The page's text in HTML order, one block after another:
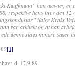
Kauffmann” han nævner, er
respektive hans brev den
ifølge Kraks
var arkitekt og at han
denne slags mindre sager
[1]
d. 17.9.89.